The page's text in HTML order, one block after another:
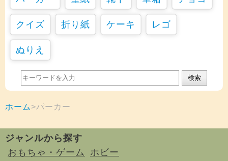
クイズ 折り紙 ケーキ レゴ
ぬりえ
検索
ホーム パーカー
ジャンルから探す
おもちゃ・ゲーム
ホビー